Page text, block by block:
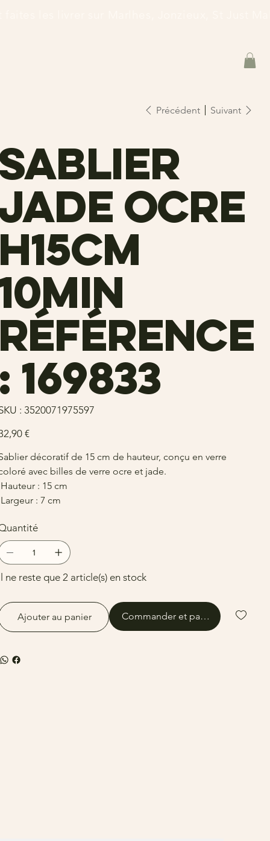
Précédent Suivant
ocre
169833
: SKU
3520071975597
3520071975597
€
décoratif de 15 cm de hauteur, conçu en verre
avec billes de verre ocre et jade.
: 15 cm
: 7 cm
ne reste que 2 article(s) en stock
Ajouter au panier Commander et payer